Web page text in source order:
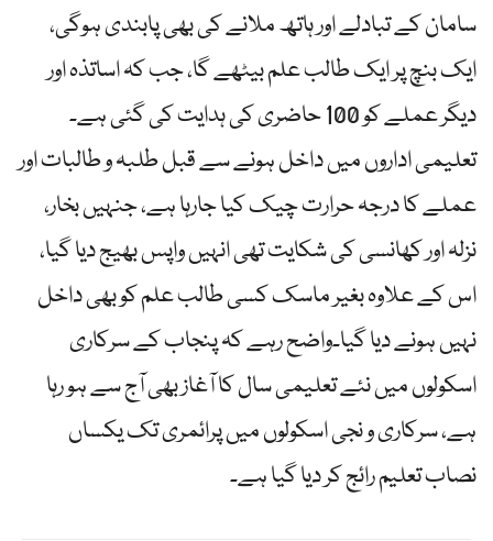
سامان کے تبادلے اور ہاتھ ملانے کی بھی پابندی ہوگی،
ایک بنچ پر ایک طالب علم بیٹھے گا، جب کہ اساتذہ اور
دیگر عملے کو 100 حاضری کی ہدایت کی گئی ہے۔
تعلیمی اداروں میں داخل ہونے سے قبل طلبہ و طالبات اور
عملے کا درجہ حرارت چیک کیا جارہا ہے، جنہیں بخار،
نزلہ اور کھانسی کی شکایت تھی انہیں واپس بھیج دیا گیا،
اس کے علاوہ بغیر ماسک کسی طالب علم کو بھی داخل
نہیں ہونے دیا گیا۔واضح رہے کہ پنجاب کے سرکاری
اسکولوں میں نئے تعلیمی سال کا آغاز بھی آج سے ہو رہا
ہے، سرکاری و نجی اسکولوں میں پرائمری تک یکساں
نصاب تعلیم رائج کر دیا گیا ہے۔